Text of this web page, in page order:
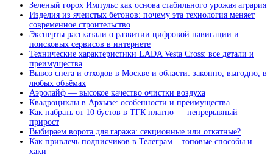
Зеленый горох Импульс как основа стабильного урожая агрария
Изделия из ячеистых бетонов: почему эта технология меняет
современное строительство
Эксперты рассказали о развитии цифровой навигации и
поисковых сервисов в интернете
Технические характеристики LADA Vesta Cross: все детали и
преимущества
Вывоз снега и отходов в Москве и области: законно, выгодно, в
любых объёмах
Аэролайф — высокое качество очистки воздуха
Квадроциклы в Архызе: особенности и преимущества
Как набрать от 10 бустов в ТГК платно — непрерывный
прирост
Выбираем ворота для гаража: секционные или откатные?
Как привлечь подписчиков в Телеграм – топовые способы и
хаки